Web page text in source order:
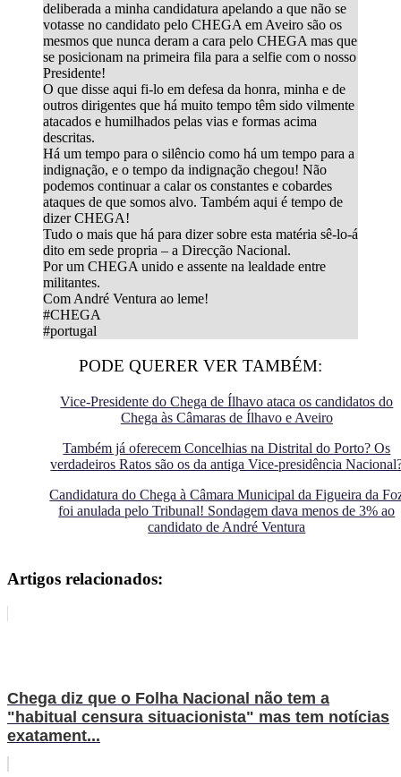
deliberada a minha candidatura apelando a que não se
votasse no candidato pelo CHEGA em Aveiro são os
mesmos que nunca deram a cara pelo CHEGA mas que
se posicionam na primeira fila para a selfie com o nosso
Presidente!
O que disse aqui fi-lo em defesa da honra, minha e de
outros dirigentes que há muito tempo têm sido vilmente
atacados e humilhados pelas vias e formas acima
descritas.
Há um tempo para o silêncio como há um tempo para a
indignação, e o tempo da indignação chegou! Não
podemos continuar a calar os constantes e cobardes
ataques de que somos alvo. Também aqui é tempo de
dizer CHEGA!
Tudo o mais que há para dizer sobre esta matéria sê-lo-á
dito em sede propria – a Direcção Nacional.
Por um CHEGA unido e assente na lealdade entre
militantes.
Com André Ventura ao leme!
#CHEGA
#portugal
PODE QUERER VER TAMBÉM:
Vice-Presidente do Chega de Ílhavo ataca os candidatos do
Chega às Câmaras de Ílhavo e Aveiro
Também já oferecem Concelhias na Distrital do Porto? Os
verdadeiros Ratos são os da antiga Vice-presidência
Candidatura do Chega à Câmara Municipal da Figueira da
foi anulada pelo Tribunal! Sondagem dava menos de 3% ao
candidato de André Ventura
Artigos relacionados:
Chega diz que o Folha Nacional não tem a
"habitual censura situacionista" mas tem notícias
exatament...